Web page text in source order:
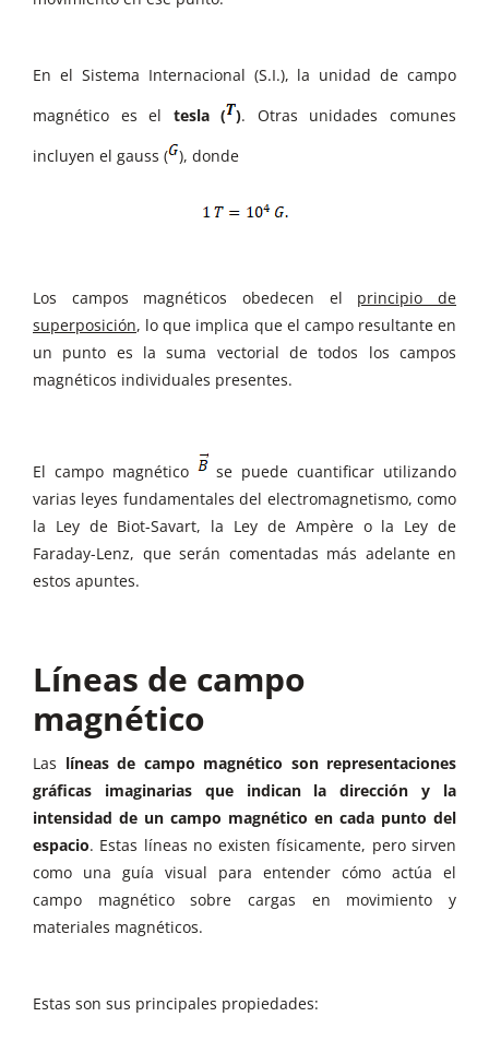
En el Sistema Internacional (S.I.), la unidad de campo
magnético es el tesla ( ). Otras unidades comunes
incluyen el gauss ( ), donde
Los campos magnéticos obedecen el principio de
superposición, lo que implica que el campo resultante en
un punto es la suma vectorial de todos los campos
magnéticos individuales presentes.
El campo magnético
se puede cuantificar utilizando
varias leyes fundamentales del electromagnetismo, como
la Ley de Biot-Savart, la Ley de Ampère o la Ley de
Faraday-Lenz, que serán comentadas más adelante en
estos apuntes.
Líneas de campo
magnético
Las líneas de campo magnético son representaciones
gráficas imaginarias que indican la dirección y la
intensidad de un campo magnético en cada punto del
espacio. Estas líneas no existen físicamente, pero sirven
como una guía visual para entender cómo actúa el
campo magnético sobre cargas en movimiento y
materiales magnéticos.
Estas son sus principales propiedades: